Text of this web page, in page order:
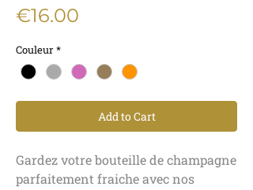
€16.00
Couleur *
Add to Cart
Gardez votre bouteille de champagne
parfaitement fraiche avec nos